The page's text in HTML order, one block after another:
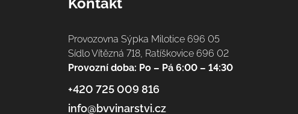
Provozovna Sýpka Milotice 696 05
Sídlo Vítězná 718, Ratíškovice 696 02
Provozní doba: Po – Pá 6:00 – 14:30
+420 725 009 816
info@bvvinarstvi.cz